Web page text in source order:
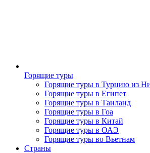
Горящие туры
Горящие туры в Турцию из
Горящие туры в Египет
Горящие туры в Таиланд
Горящие туры в Гоа
Горящие туры в Китай
Горящие туры в ОАЭ
Горящие туры во Вьетнам
Страны